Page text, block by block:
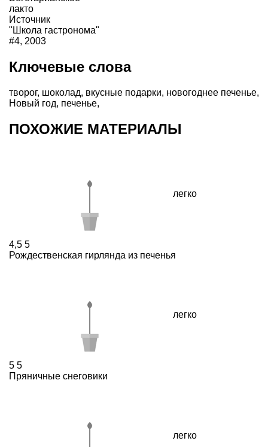
лакто
Источник
"Школа гастронома"
#4, 2003
Ключевые слова
творог, шоколад, вкусные подарки, новогоднее печенье,
Новый год, печенье,
ПОХОЖИЕ МАТЕРИАЛЫ
легко
4,5 5
Рождественская гирлянда из печенья
легко
5 5
Пряничные снеговики
легко